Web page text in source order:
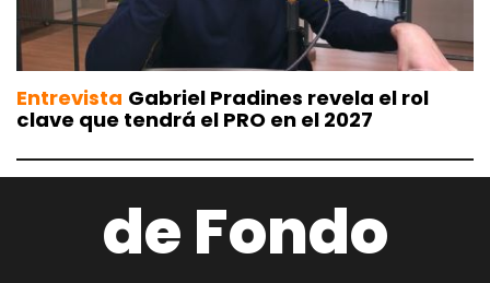
Entrevista Gabriel Pradines revela el rol
clave que tendrá el PRO en el 2027
de Fondo